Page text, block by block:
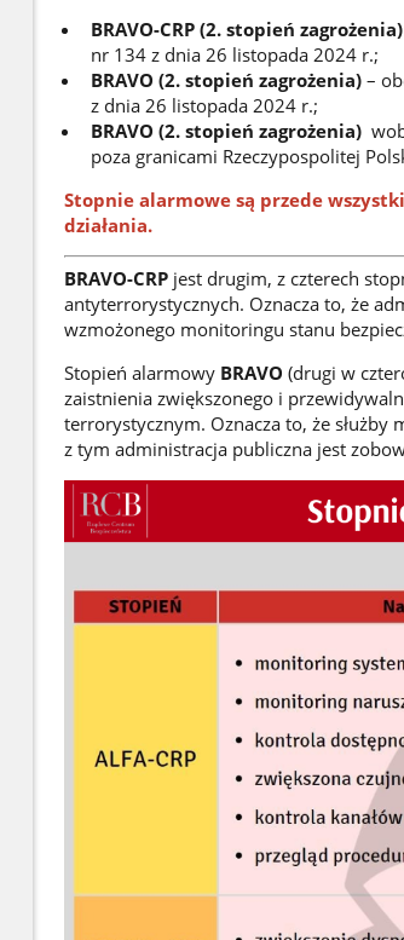
BRAVO-CRP (2. stopień zagrożenia)
nr 134 z dnia 26 listopada 2024 r.;
BRAVO (2. stopień zagrożenia)–
z dnia 26 listopada 2024 r.;
BRAVO (2. stopień zagrożenia)
poza granicami Rzeczypospolitej
Stopnie alarmowe są przede
działania.
BRAVO-CRPjest drugim, z czterech
antyterrorystycznych. Oznacza to, że
wzmożonego monitoringu stanu
Stopień alarmowy BRAVO (drugi w
zaistnienia zwiększonego i
terrorystycznym. Oznacza to, że
z tym administracja publiczna jest